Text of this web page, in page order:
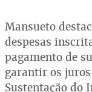
Mansueto
despesas
pagamento de
garantir os
Sustentação do